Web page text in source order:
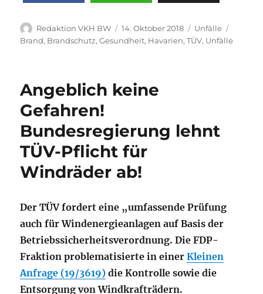
Autor
Redaktion VKH BW
Veröffentlicht
am
14. Oktober 2018 Kategorien
Unfälle
Brand, Brandschutz,Gesundheit, Havarien,TÜV, Unfälle
Angeblich keine
Gefahren!
Bundesregierung lehnt
TÜV-Pflicht für
Windräder ab!
Der TÜV fordert eine „umfassende Prüfung
auch für Windenergieanlagen auf Basis der
Betriebssicherheitsverordnung. Die FDP-
Fraktion problematisierte in einerKleinen
Anfrage (19/3619) die Kontrolle sowie die
Entsorgung von Windkrafträdern.